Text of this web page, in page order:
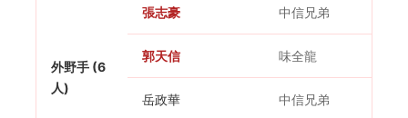
外野手 (6
人)
張志豪 中信兄弟
郭天信 味全龍
岳政華 中信兄弟